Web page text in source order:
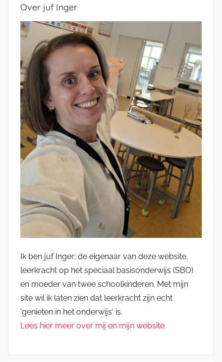
Over juf Inger
Ik ben juf Inger; de eigenaar van deze website,
leerkracht op het speciaal basisonderwijs (SBO)
en moeder van twee schoolkinderen. Met mijn
site wil ik laten zien dat leerkracht zijn echt
'genieten in het onderwijs' is.
Lees hier meer over mij en mijn website.